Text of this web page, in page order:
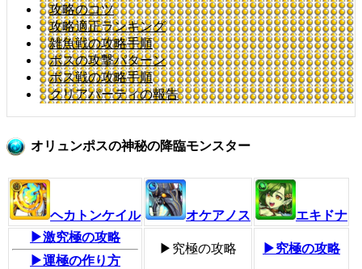
攻略のコツ
攻略適正ランキング
雑魚戦の攻略手順
ボスの攻撃パターン
ボス戦の攻略手順
クリアパーティの報告
オリュンポスの神秘の降臨モンスター
ヘカトンケイル オケアノス
エキドナ
▶激究極の攻略
▶運極の作り方
▶究極の攻略 ▶究極の攻略